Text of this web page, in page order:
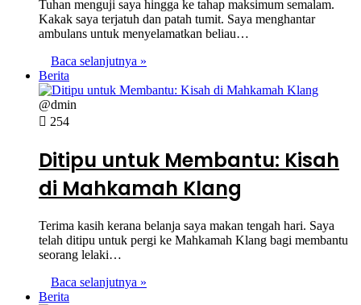
Tuhan menguji saya hingga ke tahap maksimum semalam.
Kakak saya terjatuh dan patah tumit. Saya menghantar
ambulans untuk menyelamatkan beliau…
Baca selanjutnya »
Berita
@dmin
254
Ditipu untuk Membantu: Kisah
di Mahkamah Klang
Terima kasih kerana belanja saya makan tengah hari. Saya
telah ditipu untuk pergi ke Mahkamah Klang bagi membantu
seorang lelaki…
Baca selanjutnya »
Berita